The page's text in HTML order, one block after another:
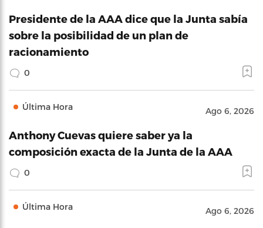
Presidente de la AAA dice que la Junta sabía
sobre la posibilidad de un plan de
racionamiento
0
Última Hora Ago 6, 2026
Anthony Cuevas quiere saber ya la
composición exacta de la Junta de la AAA
0
Última Hora Ago 6, 2026